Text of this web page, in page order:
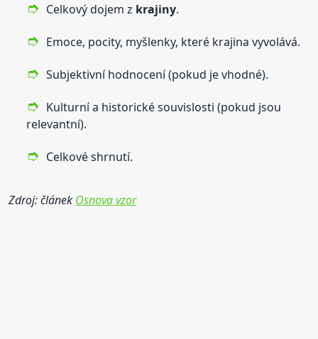
Celkový dojem z krajiny.
Emoce, pocity, myšlenky, které krajina vyvolává.
Subjektivní hodnocení (pokud je vhodné).
Kulturní a historické souvislosti (pokud jsou
relevantní).
Celkové shrnutí.
Zdroj: článek Osnova vzor